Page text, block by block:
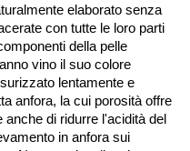
elaborato senza
con tutte le loro parti
della pelle
vino il suo colore
lentamente e
anfora, la cui porosità offre
di ridurre l'acidità del
in anfora sui